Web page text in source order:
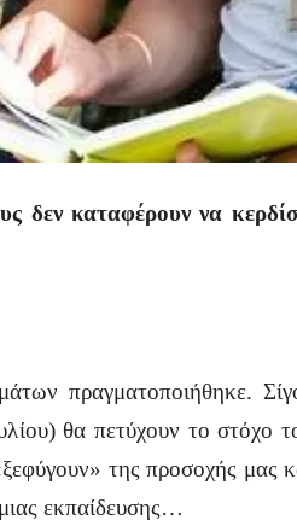
δεν καταφέρουν να
πραγματοποιήθηκε.
θα πετύχουν το στόχο
της προσοχής μας
εκπαίδευσης…